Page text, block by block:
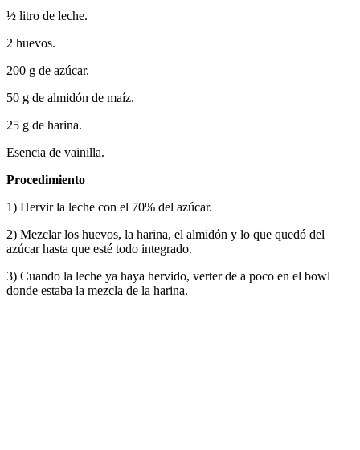
½ litro de leche.
2 huevos.
200 g de azúcar.
50 g de almidón de maíz.
25 g de harina.
Esencia de vainilla.
Procedimiento
1) Hervir la leche con el 70% del azúcar.
2) Mezclar los huevos, la harina, el almidón y lo que quedó del
azúcar hasta que esté todo integrado.
3) Cuando la leche ya haya hervido, verter de a poco en el bowl
donde estaba la mezcla de la harina.